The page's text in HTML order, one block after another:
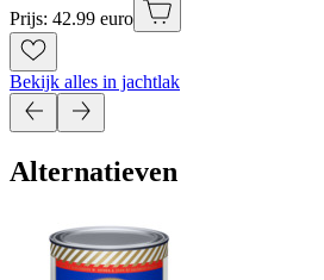
Prijs: 42.99 euro
Bekijk alles in jachtlak
Alternatieven